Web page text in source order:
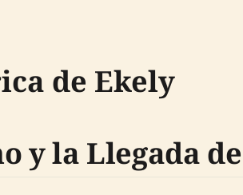
de Ekely
y la Llegada